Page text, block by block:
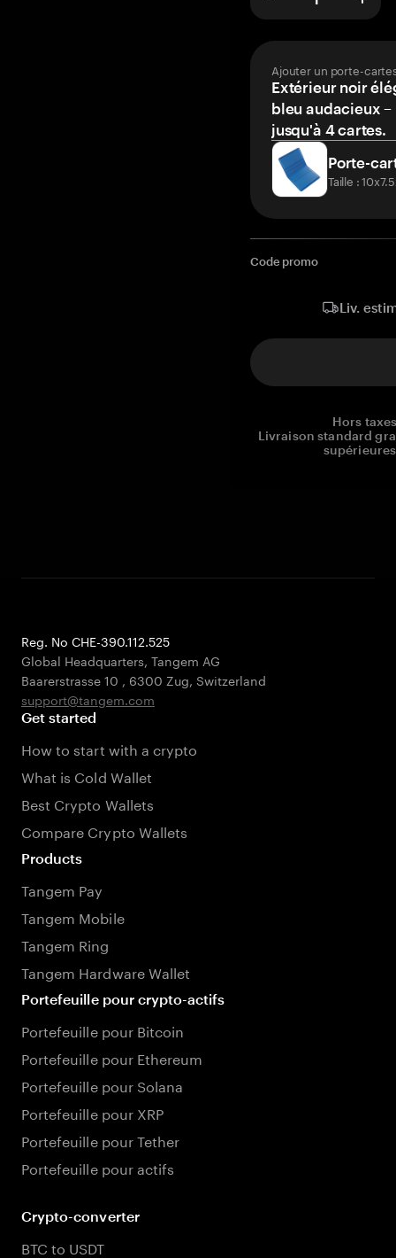
Ajouter un porte-
Extérieur noir
bleu audacieux
jusqu'à 4 cartes.
Porte-
Taille :
Code promo
Liv.
Hors
Livraison standard
Reg. No CHE-390.112.525
Global Headquarters, Tangem AG
Baarerstrasse 10 , 6300 Zug, Switzerland
support@tangem.com
Get started
How to start with a crypto
What is Cold Wallet
Best Crypto Wallets
Compare Crypto Wallets
Products
Tangem Pay
Tangem Mobile
Tangem Ring
Tangem Hardware Wallet
Portefeuille pour crypto-actifs
Portefeuille pour Bitcoin
Portefeuille pour Ethereum
Portefeuille pour Solana
Portefeuille pour XRP
Portefeuille pour Tether
Portefeuille pour actifs
Crypto-converter
BTC to USDT